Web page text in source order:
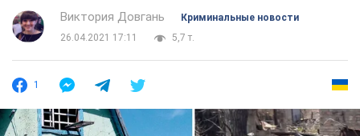
Виктория Довгань
Криминальные новости
26.04.2021 17:11
5,7 т.
1